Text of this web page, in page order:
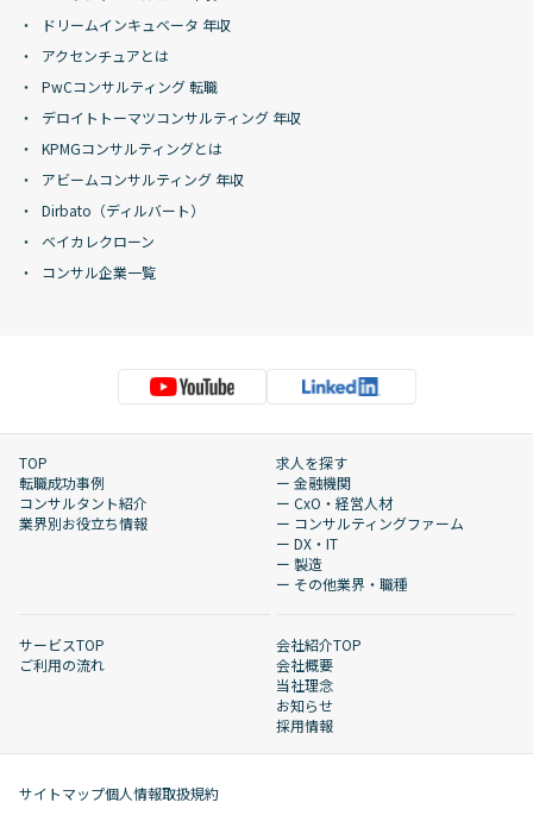
ドリームインキュベータ 年収
アクセンチュアとは
PwCコンサルティング 転職
デロイトトーマツコンサルティング 年収
KPMGコンサルティングとは
アビームコンサルティング 年収
Dirbato（ディルバート）
ベイカレクローン
コンサル企業一覧
TOP
転職成功事例
コンサルタント紹介
業界別お役立ち情報
求人を探す
ー 金融機関
ー CxO・経営人材
ー コンサルティングファーム
ー DX・IT
ー 製造
ー その他業界・職種
サービスTOP
ご利用の流れ
会社紹介TOP
会社概要
当社理念
お知らせ
採用情報
サイトマップ個人情報取扱規約